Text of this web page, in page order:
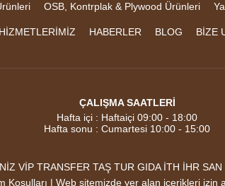
OSB, Kontrplak & Plywood Ürünleri
HİZMETLERİMİZ HABERLER BLOG BİZE
ÇALIŞMA SAATLERİ
Hafta içi : Haftaiçi 09:00 - 18:00
Hafta sonu : Cumartesi 10:00 - 15:00
VİP TRANSFER TAŞ TUR GIDA İTH İHR
| Web sitemizde yer alan içerikleri